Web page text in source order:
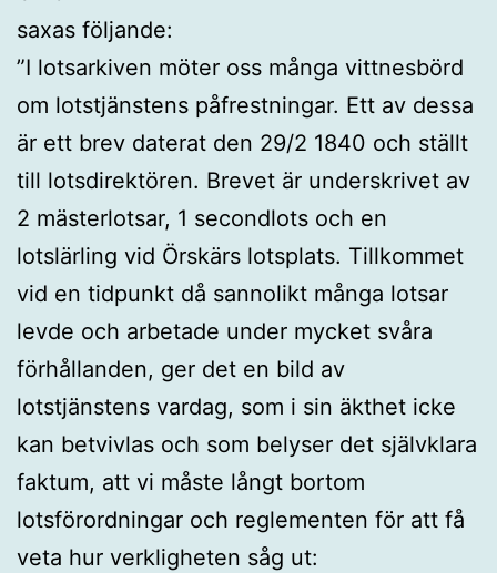
saxas följande:
”I lotsarkiven möter oss många vittnesbörd
om lotstjänstens påfrestningar. Ett av dessa
är ett brev daterat den 29/2 1840 och ställt
till lotsdirektören. Brevet är underskrivet av
2 mästerlotsar, 1 secondlots och en
lotslärling vid Örskärs lotsplats. Tillkommet
vid en tidpunkt då sannolikt många lotsar
levde och arbetade under mycket svåra
förhållanden, ger det en bild av
lotstjänstens vardag, som i sin äkthet icke
kan betvivlas och som belyser det självklara
faktum, att vi måste långt bortom
lotsförordningar och reglementen för att få
veta hur verkligheten såg ut: